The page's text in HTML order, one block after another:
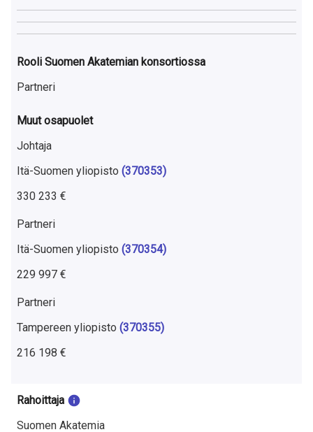
a
S
u
o
m
e
s
s
a
Rooli Suomen Akatemian konsortiossa
Partneri
Muut osapuolet
Johtaja
Itä-Suomen yliopisto (370353)
330 233 €
Partneri
Itä-Suomen yliopisto (370354)
229 997 €
Partneri
Tampereen yliopisto (370355)
216 198 €
Rahoittaja
Suomen Akatemia